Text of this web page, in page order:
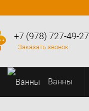
+7 (978) 727-49-27
Заказать звонок
Bанны